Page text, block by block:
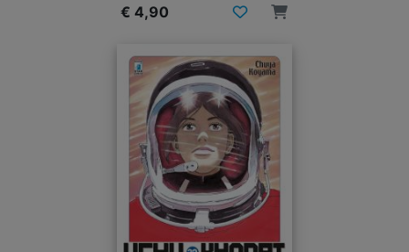
€ 4,90